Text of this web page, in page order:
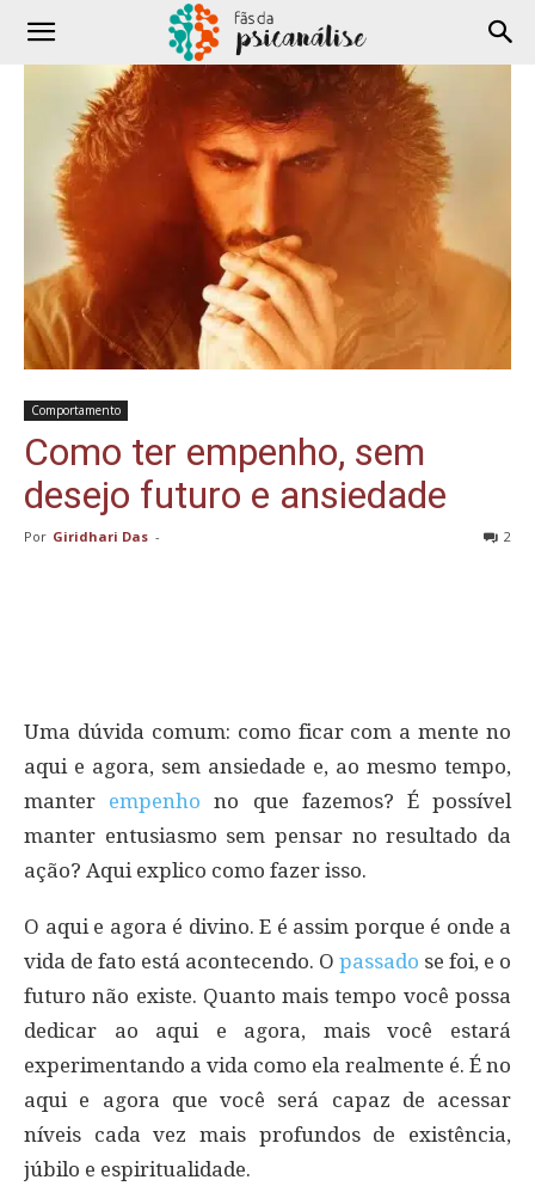
Comportamento
Como ter empenho, sem
desejo futuro e ansiedade
Por Giridhari Das - 2
Uma dúvida comum: como ficar com a mente no
aqui e agora, sem ansiedade e, ao mesmo tempo,
manter empenho no que fazemos? É possível
manter entusiasmo sem pensar no resultado da
ação? Aqui explico como fazer isso.
O aqui e agora é divino. E é assim porque é onde a
vida de fato está acontecendo. O passado se foi, e o
futuro não existe. Quanto mais tempo você possa
dedicar ao aqui e agora, mais você estará
experimentando a vida como ela realmente é. É no
aqui e agora que você será capaz de acessar
níveis cada vez mais profundos de existência,
júbilo e espiritualidade.